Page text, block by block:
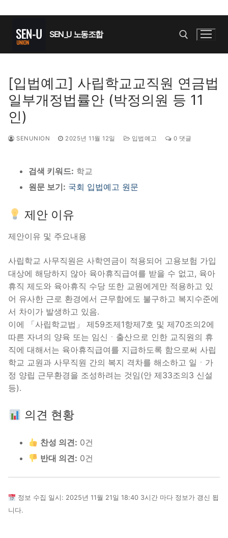
SEN_U 노동조합
검색 :
[입법예고] 사립학교교직원 연금법
일부개정법률안 (박정의원 등 11
인)
SENUNION 2025년 11월 12일 입법예고 0 댓글
검색 키워드: 학교
원문 보기: 국회 입법예고 원문
제안 이유
제안이유 및 주요내용
사립학교 사무직원은 사학연금이 적용되어 고용보험 가입
대상에 해당하지 않아 육아휴직급여를 받을 수 없고, 육아
휴직 제도와 육아휴직 수당 또한 교원에게만 적용하고 있
어 유사한 근로 환경에서 근무함에도 불구하고 복지수준에
서 차이가 발생하고 있음.
이에 「사립학교법」 제59조제1항제7호 및 제70조의2에
따른 자녀의 양육 또는 임신ㆍ출산으로 인한 교직원의 휴
직에 대해서는 육아휴직급여를 지급하도록 함으로써 사립
학교 교원과 사무직원 간의 복지 격차를 해소하고 일ㆍ가
정 양립 근무환경을 조성하려는 것임(안 제33조의3 신설
등).
의견 현황
찬성 의견: 0건
반대 의견: 0건
정보 수집 일시: 2025년 11월 21일 18:40 3시간 마다 정보가 갱신 됩
니다.